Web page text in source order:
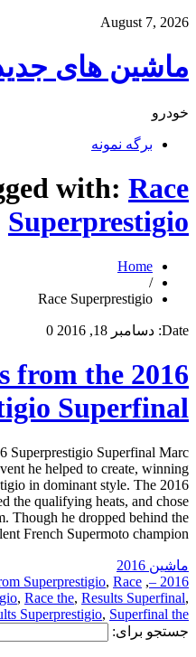
August 7, 2026
ماشین های
خودرو
برگه نمونه
with: Race
Superprestigio
Home
/
Race Superprestigio
Date: دسامبر 18, 2016 0
from the 2016
Superfinal
Superprestigio Superfinal Marc
he helped to create, winning
in dominant style. The 2016
the qualifying heats, and chose
Though he dropped behind the
French Supermoto champion […]
ماشین 2016
2016 –
,
Superprestigio, Race
, Race the, Results Superfinal,
Superprestigio, Superfinal the
جستجو برای: